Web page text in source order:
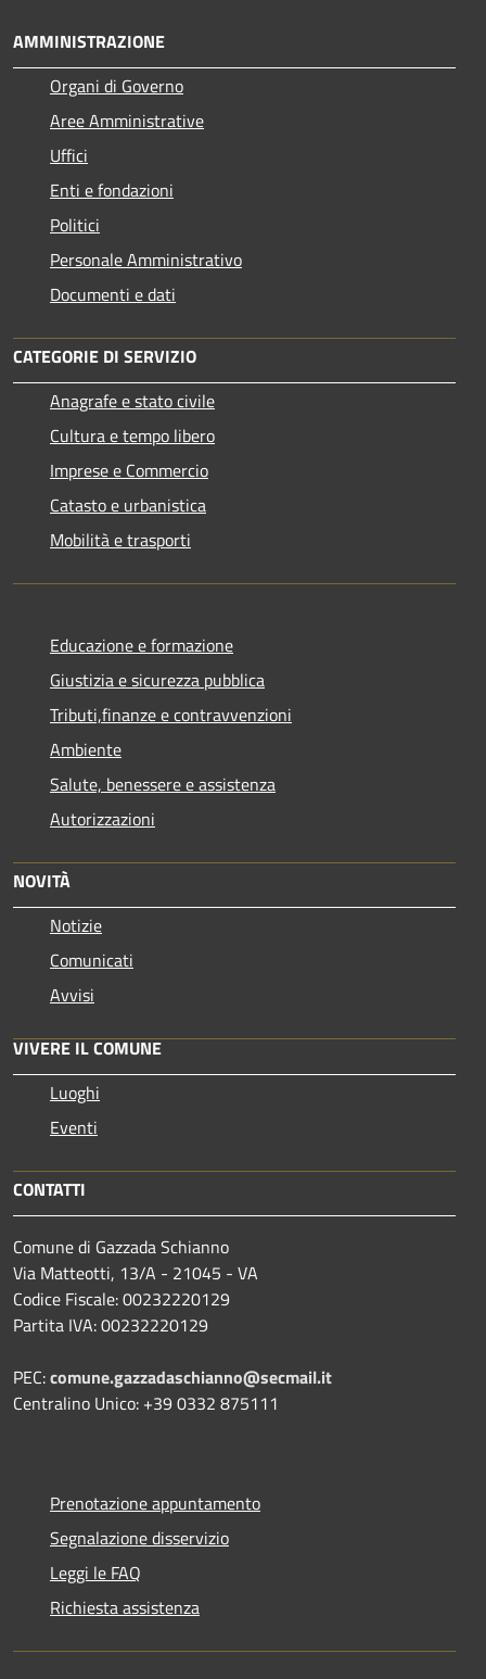
AMMINISTRAZIONE
Organi di Governo
Aree Amministrative
Uffici
Enti e fondazioni
Politici
Personale Amministrativo
Documenti e dati
CATEGORIE DI SERVIZIO
Anagrafe e stato civile
Cultura e tempo libero
Imprese e Commercio
Catasto e urbanistica
Mobilità e trasporti
Educazione e formazione
Giustizia e sicurezza pubblica
Tributi,finanze e contravvenzioni
Ambiente
Salute, benessere e assistenza
Autorizzazioni
NOVITÀ
Notizie
Comunicati
Avvisi
VIVERE IL COMUNE
Luoghi
Eventi
CONTATTI
Comune di Gazzada Schianno
Via Matteotti, 13/A - 21045 - VA
Codice Fiscale: 00232220129
Partita IVA: 00232220129
PEC:comune.gazzadaschianno@secmail.it
Centralino Unico: +39 0332 875111
Prenotazione appuntamento
Segnalazione disservizio
Leggi le FAQ
Richiesta assistenza